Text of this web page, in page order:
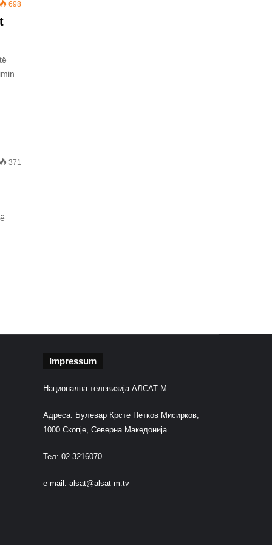
698
371
Impressum
Национална телевизија АЛСАТ М
Адреса: Булевар Крсте Петков Мисирков,
1000 Скопје, Северна Македонија
Тел: 02 3216070
e-mail: alsat@alsat-m.tv